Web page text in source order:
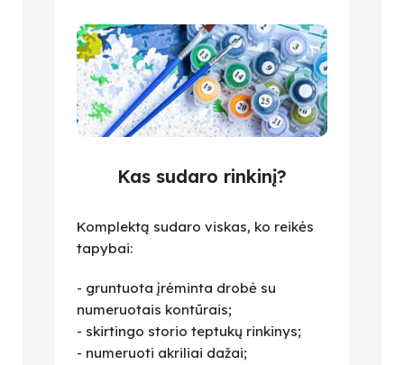
Kas sudaro rinkinį?
Komplektą sudaro viskas, ko reikės
tapybai:
- gruntuota įrėminta drobė su
numeruotais kontūrais;
- skirtingo storio teptukų rinkinys;
- numeruoti akriliai dažai;